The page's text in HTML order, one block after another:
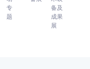
专
题
备及
成果
展